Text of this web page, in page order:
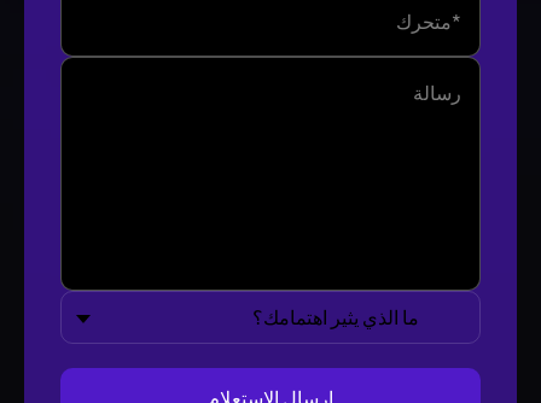
ما الذي يثير اهتمامك؟